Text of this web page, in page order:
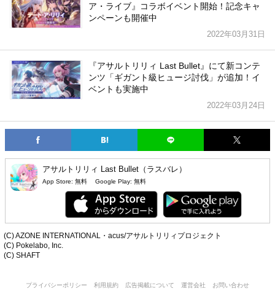
ア・ライブ』コラボイベント開始！記念キャ
ンペーンも開催中
2022年03月31日
『アサルトリリィ Last Bullet』にて新コンテ
ンツ「ギガント級ヒュージ討伐」が追加！イ
ベントも実施中
2022年03月24日
アサルトリリィ Last Bullet（ラスバレ）
App Store: 無料 Google Play: 無料
(C) AZONE INTERNATIONAL・acus/アサルトリリィプロジェクト
(C) Pokelabo, Inc.
(C) SHAFT
プライバシーポリシー 利用規約 広告掲載について 運営会社 お問い合わせ